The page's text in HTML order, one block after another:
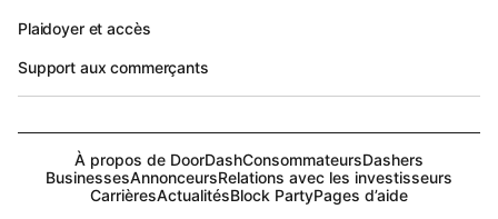
Plaidoyer et accès
Support aux commerçants
À propos de DoorDashConsommateursDashers
BusinessesAnnonceursRelations avec les investisseurs
CarrièresActualitésBlock PartyPages d’aide